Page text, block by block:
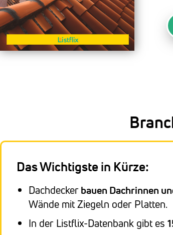
Das Wichtigste in Kürze:
Dachdeckerbauen Dachrinnen
Wände mit Ziegeln oder Platten.
In der Listflix-Datenbank gibt es